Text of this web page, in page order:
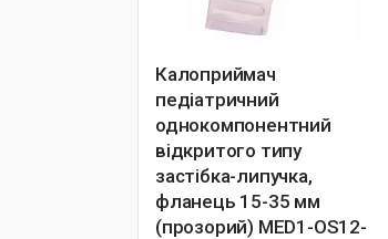
Калоприймач
педіатричний
однокомпонентний
відкритого типу
застібка-липучка,
фланець 15-35 мм
(прозорий) MED1-OS12-